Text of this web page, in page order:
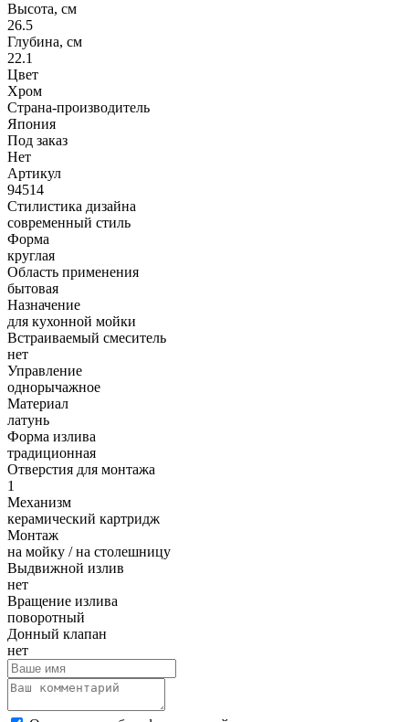
Высота, см
26.5
Глубина, см
22.1
Цвет
Хром
Страна-производитель
Япония
Под заказ
Нет
Артикул
94514
Стилистика дизайна
современный стиль
Форма
круглая
Область применения
бытовая
Назначение
для кухонной мойки
Встраиваемый смеситель
нет
Управление
однорычажное
Материал
латунь
Форма излива
традиционная
Отверстия для монтажа
1
Механизм
керамический картридж
Монтаж
на мойку / на столешницу
Выдвижной излив
нет
Вращение излива
поворотный
Донный клапан
нет